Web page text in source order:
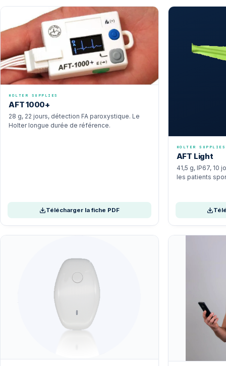
HOLTER SUPPLIES
AFT 1000+
28 g, 22 jours, détection FA paroxystique. Le
Holter longue durée de référence.
Télécharger la fiche PDF
HOLTER SUPPLIES
AFT Light
41,5 g, IP67, 10
les patients